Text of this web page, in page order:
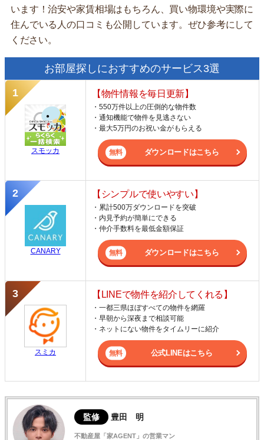
います！治安や家賃相場はもちろん、買い物環境や実際に
住んでいる人の口コミも公開しています。ぜひ参考にして
ください。
お部屋探しにおすすめのサービス3選
スモッカ
【物件情報を毎日更新】
・550万件以上の圧倒的な物件数
・通知機能で物件を見逃さない
・最大5万円のお祝い金がもらえる
ダウンロードはこちら
CANARY
【シンプルで使いやすい】
・累計500万ダウンロードを突破
・内見予約が簡単にできる
・仲介手数料を最低金額保証
ダウンロードはこちら
スミカ
【LINEで物件を紹介してくれる】
・一都三県ほぼすべての物件を網羅
・早朝から深夜まで相談可能
・ネットにない物件をタイムリーに紹介
公式LINEはこちら
監修 豊田 明
不動産屋「家AGENT」の営業マン